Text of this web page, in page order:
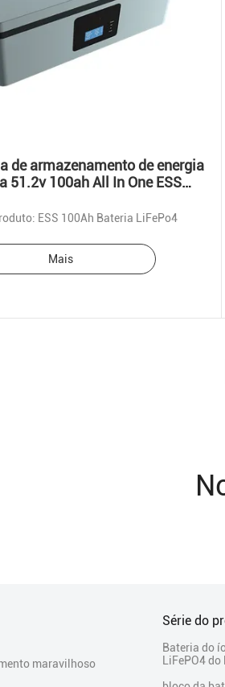
de armazenamento de energia
51.2v 100ah All In One ESS
ESS 100Ah Bateria LiFePo4
Mais
maravilhoso
Série do
Bateria do
LiFePO4